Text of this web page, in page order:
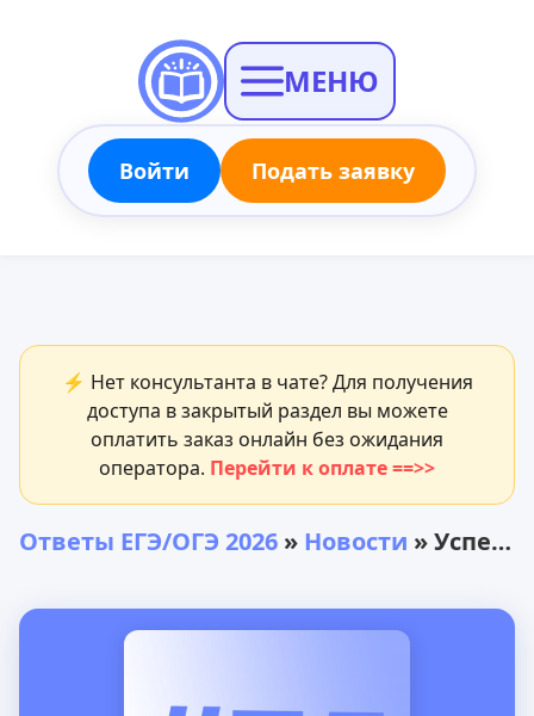
МЕНЮ
Войти Подать заявку
⚡ Нет консультанта в чате? Для получения
доступа в закрытый раздел вы можете
оплатить заказ онлайн без ожидания
оператора. Перейти к оплате ==>>
Ответы ЕГЭ/ОГЭ 2026 » Новости » Успехи и возможности для выпускников 2024 года